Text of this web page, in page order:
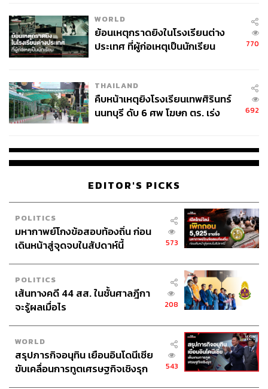
WORLD
ย้อนเหตุกราดยิงในโรงเรียนต่าง
ประเทศ ที่ผู้ก่อเหตุเป็นนักเรียน
770
THAILAND
คืบหน้าเหตุยิงโรงเรียนเทพศิรินทร์
นนทบุรี ดับ 6 ศพ โฆษก ตร. เร่ง
692
EDITOR'S PICKS
POLITICS
มหากาพย์โกงข้อสอบท้องถิ่น ก่อน
เดินหน้าสู่จุดจบในสัปดาห์นี้
573
POLITICS
เส้นทางคดี 44 สส. ในชั้นศาลฎีกา
จะรู้ผลเมื่อไร
208
WORLD
สรุปภารกิจอนุทิน เยือนอินโดนีเซีย
ขับเคลื่อนการทูตเศรษฐกิจเชิงรุก
543